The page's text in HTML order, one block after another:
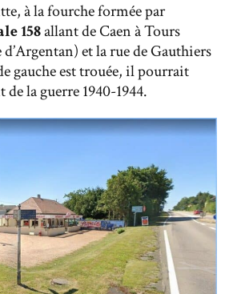
à la fourche formée par
158allant de Caen à Tours
et la rue de Gauthiers
gauche est trouée, il pourrait
de la guerre 1940-1944.